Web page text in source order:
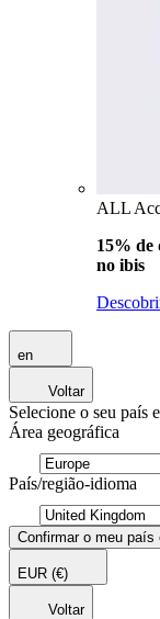
ALL
15% de
no ibis
en
Voltar
Selecione o seu país
Área geográfica
País/região-idioma
Confirmar o meu país
EUR (€)
Voltar